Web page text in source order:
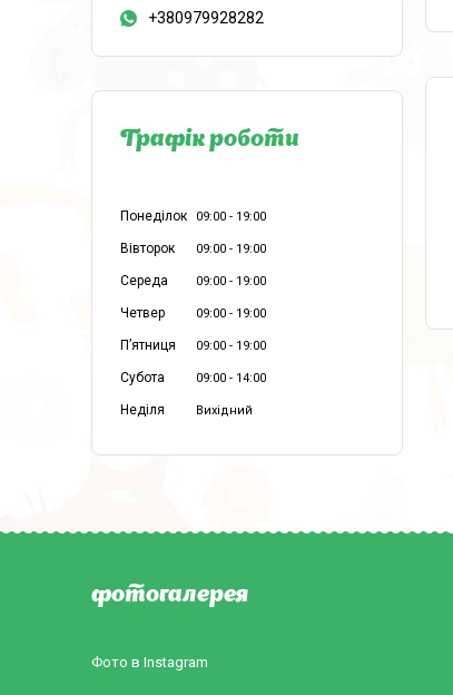
+380979928282
Графік роботи
Понеділок 09:00 19:00
Вівторок 09:00 19:00
Середа 09:00 19:00
Четвер 09:00 19:00
Пʼятниця 09:00 19:00
Субота 09:00 14:00
Неділя Вихідний
фотогалерея
Фото в Instagram